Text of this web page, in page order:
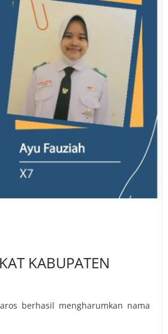
KABUPATEN
berhasil mengharumkan nama